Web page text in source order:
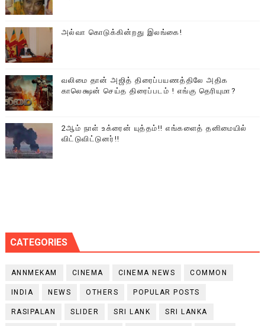
அல்வா கொடுக்கின்றது இலங்கை!
வலிமை தான் அஜித் திரைப்பயணத்திலே அதிக
காலெக்ஷன் செய்த திரைப்படம் ! எங்கு தெரியுமா?
2ஆம் நாள் உக்ரைன் யுத்தம்!! எங்களைத் தனிமையில்
விட்டுவிட்டுனர்!!
CATEGORIES
ANNMEKAM CINEMA CINEMA NEWS COMMON
INDIA NEWS OTHERS POPULAR POSTS
RASIPALAN SLIDER SRI LANK SRI LANKA